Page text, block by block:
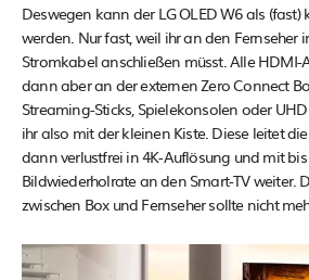
Deswegen kann der LG OLED W6 als
werden. Nur fast, weil ihr an den Fernseher
Stromkabel anschließen müsst. Alle HDMI-
dann aber an der externen Zero Connect
Streaming-Sticks, Spielekonsolen oder
ihr also mit der kleinen Kiste. Diese leitet
dann verlustfrei in 4K-Auflösung und mit bis
Bildwiederholrate an den Smart-TV weiter.
zwischen Box und Fernseher sollte nicht